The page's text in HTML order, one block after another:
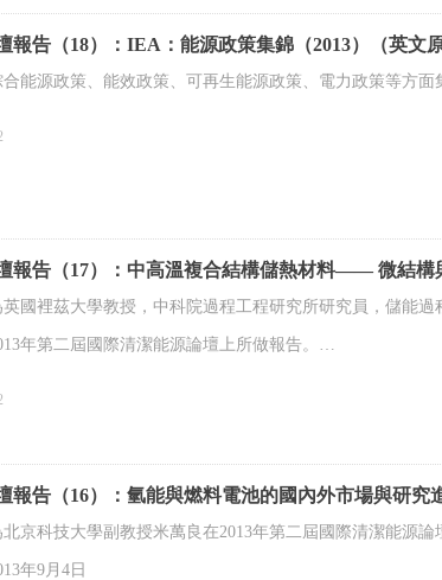
報告（18）：IEA：能源政策集錦（2013）（英文
能源政策、能效政策、可再生能源政策、電力政策等方面
報告（17）：中高溫複合結構儲熱材料—— 微結構
國裡茲大學教授，中科院過程工程研究所研究員，儲能
年第二屆國際清潔能源論壇上所做報告。
報告（16）：氫能與燃料電池的國內外市場與研究
京科技大學副教授米萬良在2013年第二屆國際清潔能源論
年9月4日